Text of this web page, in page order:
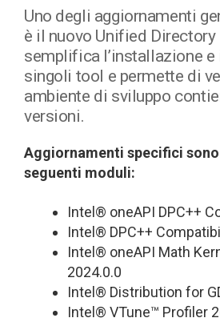
Uno degli aggiornamenti
è il nuovo Unified Directory
semplifica l’installazione e
singoli tool e permette di
ambiente di sviluppo
versioni.
Aggiornamenti specifici
seguenti moduli:
Intel® oneAPI DPC++
Intel® DPC++
Intel® oneAPI Math
2024.0.0
Intel® Distribution for
Intel® VTune™ Profiler